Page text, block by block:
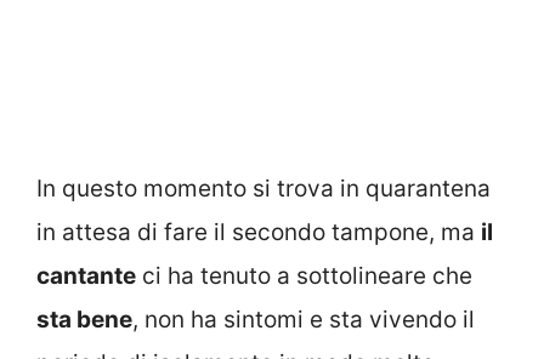
In questo momento si trova in quarantena
in attesa di fare il secondo tampone, ma il
cantante ci ha tenuto a sottolineare che
sta bene, non ha sintomi e sta vivendo il